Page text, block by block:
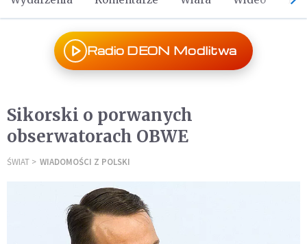
Radio DEON Modlitwa
Sikorski o porwanych
obserwatorach OBWE
ŚWIAT WIADOMOŚCI Z POLSKI